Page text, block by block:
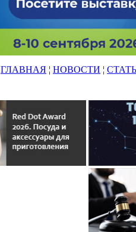
ГЛАВНАЯ ¦ НОВОСТИ ¦